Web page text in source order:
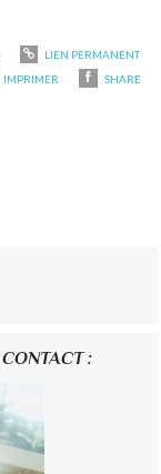
LIEN PERMANENT
IMPRIMER SHARE
: